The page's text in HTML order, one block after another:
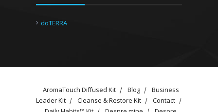
doTERRA
AromaTouch Diffused Kit Blog
Business
Leader Kit
Cleanse & Restore Kit
Contact